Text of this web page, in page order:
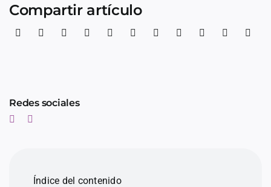
Compartir artículo
Redes sociales
Índice del contenido